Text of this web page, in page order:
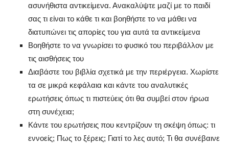
ασυνήθιστα αντικείμενα. Ανακαλύψτε μαζί με το παιδί
σας τι είναι το κάθε τι και βοηθήστε το να μάθει να
διατυπώνει τις απορίες του για αυτά τα αντικείμενα
Βοηθήστε το να γνωρίσει το φυσικό του περιβάλλον με
τις αισθήσεις του
Διαβάστε του βιβλία σχετικά με την περιέργεια. Χωρίστε
τα σε μικρά κεφάλαια και κάντε του αναλυτικές
ερωτήσεις όπως τι πιστεύεις ότι θα συμβεί στον ήρωα
στη συνέχεια;
Κάντε του ερωτήσεις που κεντρίζουν τη σκέψη όπως: τι
εννοείς; Πως το ξέρεις; Γιατί το λες αυτό; Τι θα συνέβαινε